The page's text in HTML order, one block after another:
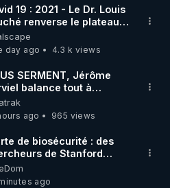
SUR ODYSEE
sont aussi sur la
19 : 2021 - Le Dr. Louis
renverse le plateau
!
day ago
4.3 k views
SERMENT, Jérôme
balance tout à
!
ago
965 views
de biosécurité : des
de Stanford
l’IA pour concevoir
***ago